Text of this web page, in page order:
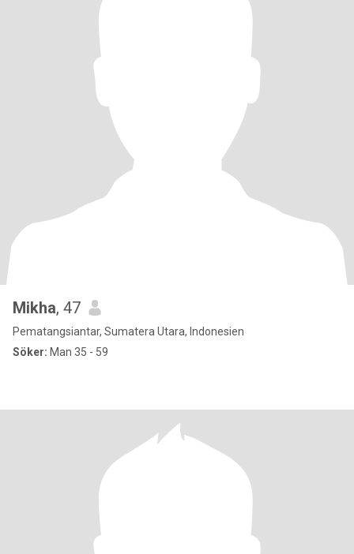
Mikha, 47
Pematangsiantar, Sumatera Utara, Indonesien
Söker: Man 35 - 59